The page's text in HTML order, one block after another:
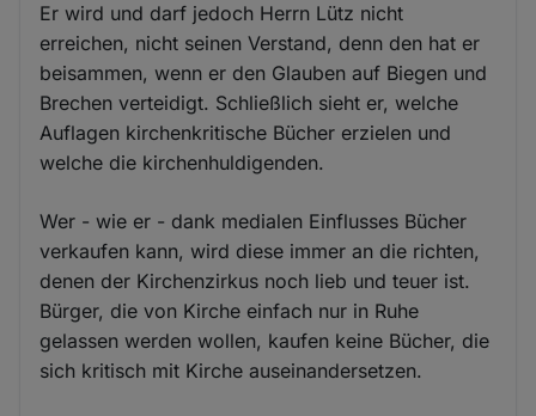
Er wird und darf jedoch Herrn Lütz nicht
erreichen, nicht seinen Verstand, denn den hat er
beisammen, wenn er den Glauben auf Biegen und
Brechen verteidigt. Schließlich sieht er, welche
Auflagen kirchenkritische Bücher erzielen und
welche die kirchenhuldigenden.
Wer - wie er - dank medialen Einflusses Bücher
verkaufen kann, wird diese immer an die richten,
denen der Kirchenzirkus noch lieb und teuer ist.
Bürger, die von Kirche einfach nur in Ruhe
gelassen werden wollen, kaufen keine Bücher, die
sich kritisch mit Kirche auseinandersetzen.